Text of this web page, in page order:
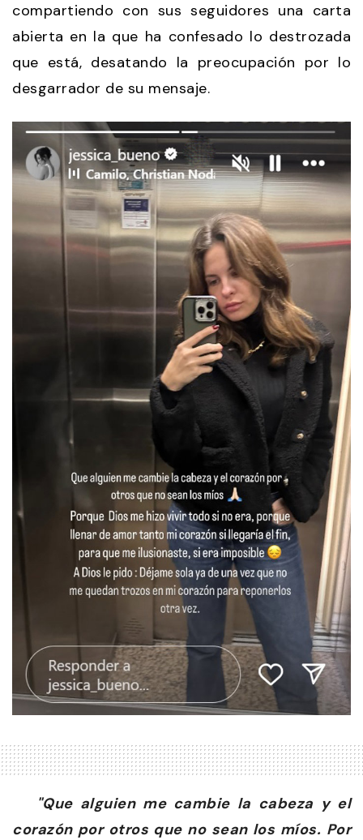
compartiendo con sus seguidores una carta
abierta en la que ha confesado lo destrozada
que está, desatando la preocupación por lo
desgarrador de su mensaje.
"Que alguien me cambie la cabeza y el
corazón por otros que no sean los míos. Por